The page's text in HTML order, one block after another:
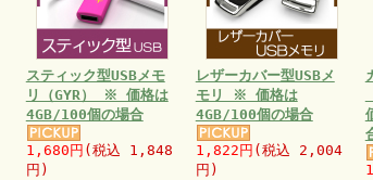
スティック型USBメモ
リ（GYR） ※ 価格は
4GB/100個の場合
1,680円 (税込 1,848
円)
レザーカバー型USBメ
モリ ※ 価格は
4GB/100個の場合
1,822円 (税込 2,004
円)